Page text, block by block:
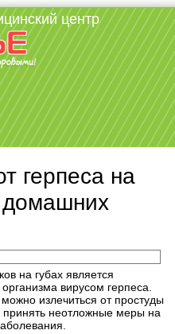
центр
герпеса на
домашних
на губах является
вирусом герпеса.
излечиться от простуды
принять неотложные меры на